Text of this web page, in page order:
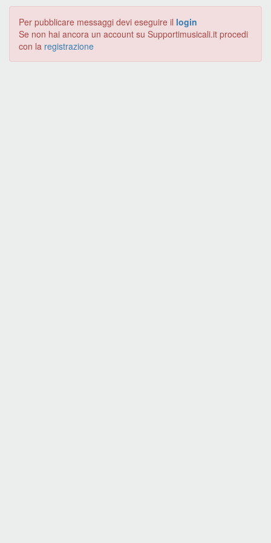
Per pubblicare messaggi devi eseguire il login
Se non hai ancora un account su Supportimusicali.it procedi
con la registrazione